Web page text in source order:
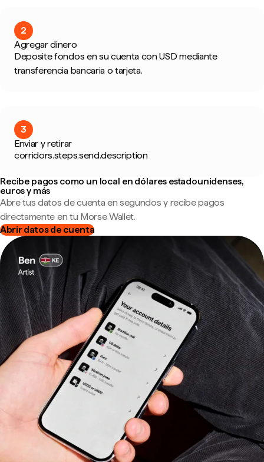
2
Agregar dinero
Deposite fondos en su cuenta con USD mediante
transferencia bancaria o tarjeta.
3
Enviar y retirar
corridors.steps.send.description
Recibe pagos como un local en dólares estadounidenses,
euros y más
Abre tus datos de cuenta en segundos y recibe pagos
directamente en tu Morse Wallet.
Abrir datos de cuenta